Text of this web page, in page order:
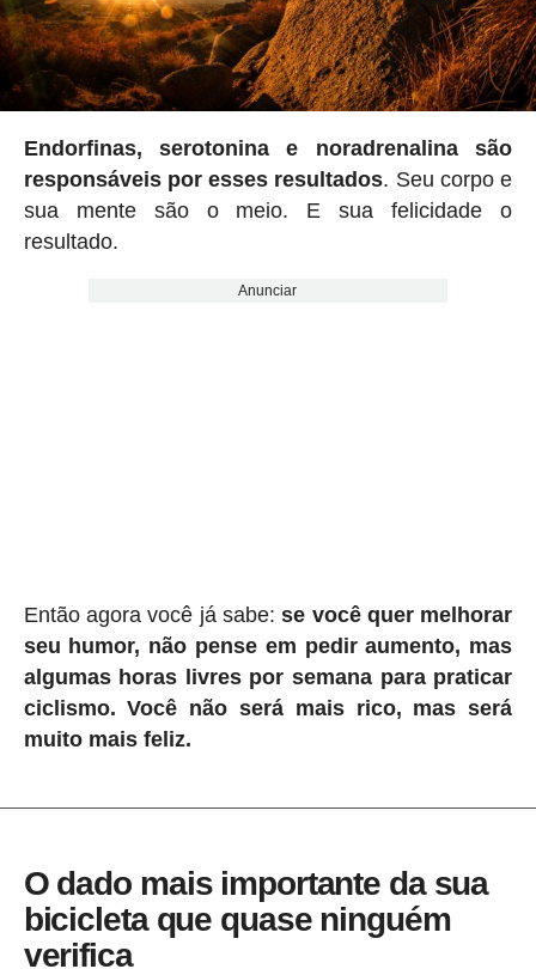
Endorfinas, serotonina e noradrenalina são
responsáveis ​​por esses resultados. Seu corpo e
sua mente são o meio. E sua felicidade o
resultado.
Anunciar
Então agora você já sabe:se você quer melhorar
seu humor, não pense em pedir aumento, mas
algumas horas livres por semana para praticar
ciclismo. Você não será mais rico, mas será
muito mais feliz.
O dado mais importante da sua
bicicleta que quase ninguém
verifica